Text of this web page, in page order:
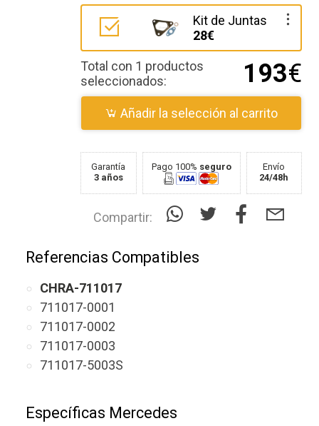
Kit de Juntas
28€
Total con 1 productos
seleccionados:
193€
Añadir la selección al carrito
Garantía
3 años
Pago 100% seguro
Envío
24/48h
Compartir:
Referencias Compatibles
CHRA-711017
711017-0001
711017-0002
711017-0003
711017-5003S
Específicas Mercedes